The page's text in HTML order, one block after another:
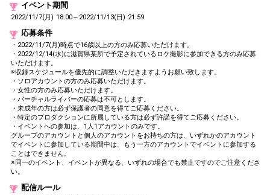
イベント期間
2022/11/7(月) 18:00～2022/11/13(日) 21:59
応募条件
・2022/11/7(月)時点で16歳以上の方のみ応募いただけます。
・2022/12/14(水)に滋賀県某所で予定されているロケ撮影に参加できる方のみ応募
いただけます。
※収録スケジュールを優先的に調整いただきますようお願い致します。
・ソロアカウントの方のみ応募いただけます。
・女性の方のみ応募いただけます。
・バーチャルライバーの応募は不可とします。
・未成年の方は必ず保護者の同意を得てご応募ください。
・特定のプロダクションに所属している方は必ず許諾を得てご応募ください。
・イベントへの参加は、1人1アカウントのみです。
グループのアカウントと個人のアカウントをお持ちの方は、いずれかのアカウント
でイベントに参加している期間中は、もう一方のアカウントでイベントに参加する
ことはできません。
※同一のイベント、イベントが異なる、いずれの場合でも禁止ですのでご注意くださ
い。
配信ルール